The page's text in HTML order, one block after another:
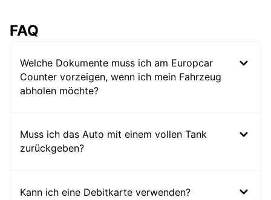
FAQ
Welche Dokumente muss ich am Europcar
Counter vorzeigen, wenn ich mein Fahrzeug
abholen möchte?
Muss ich das Auto mit einem vollen Tank
zurückgeben?
Kann ich eine Debitkarte verwenden?